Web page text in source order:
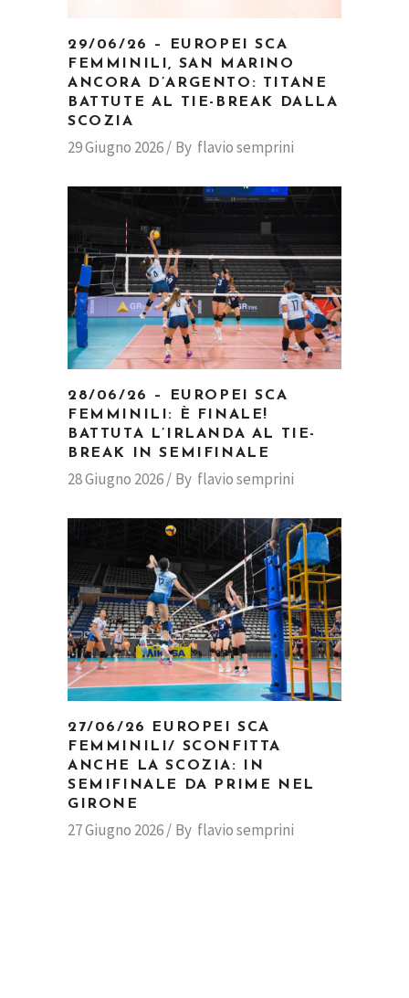
29/06/26 – EUROPEI SCA
FEMMINILI, SAN MARINO
ANCORA D’ARGENTO: TITANE
BATTUTE AL TIE-BREAK DALLA
SCOZIA
29 Giugno 2026 By flavio semprini
28/06/26 – EUROPEI SCA
FEMMINILI: È FINALE!
BATTUTA L’IRLANDA AL TIE-
BREAK IN SEMIFINALE
28 Giugno 2026 By flavio semprini
27/06/26 EUROPEI SCA
FEMMINILI/ SCONFITTA
ANCHE LA SCOZIA: IN
SEMIFINALE DA PRIME NEL
GIRONE
27 Giugno 2026 By flavio semprini